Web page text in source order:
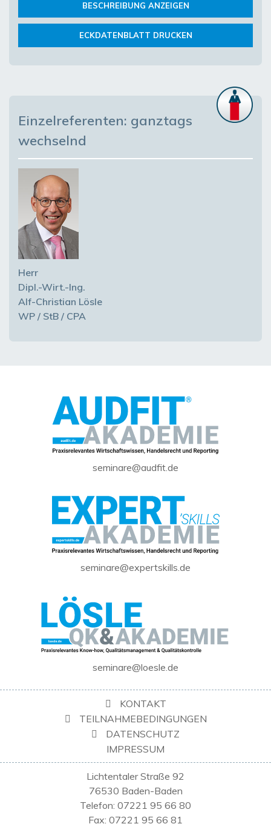
BESCHREIBUNG ANZEIGEN
ECKDATENBLATT DRUCKEN
Einzelreferenten: ganztags
wechselnd
Herr
Dipl.-Wirt.-Ing.
Alf-Christian Lösle
WP / StB / CPA
seminare@audfit.de
seminare@expertskills.de
seminare@loesle.de
KONTAKT
TEILNAHMEBEDINGUNGEN
DATENSCHUTZ
IMPRESSUM
Lichtentaler Straße 92
76530 Baden-Baden
Telefon: 07221 95 66 80
Fax: 07221 95 66 81